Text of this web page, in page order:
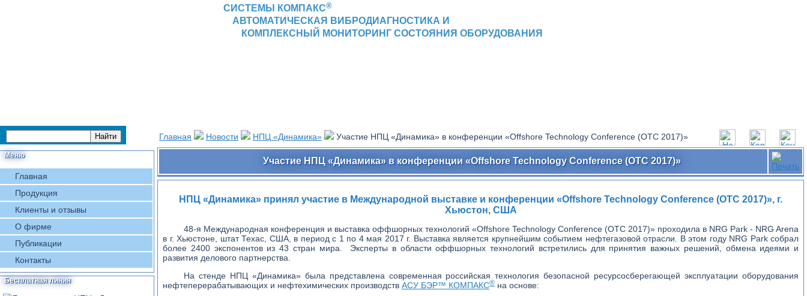
СИСТЕМЫ КОМПАКС®
АВТОМАТИЧЕСКАЯ ВИБРОДИАГНОСТИКА И
КОМПЛЕКСНЫЙ МОНИТОРИНГ СОСТОЯНИЯ ОБОРУДОВАНИЯ
Меню
Главная
Продукция
Клиенты и отзывы
О фирме
Публикации
Контакты
Бесплатная линия
Главная Новости НПЦ «Динамика» Участие НПЦ «Динамика» в конференции «Offshore Technology Conference (OTC 2017)»
Участие НПЦ «Динамика» в конференции «Offshore Technology Conference (OTC 2017)»
НПЦ «Динамика» принял участие в Международной выставке и конференции «Offshore Technology Conference (OTC 2017)», г.
Хьюстон, США
48-я Международная конференция и выставка оффшорных технологий «Offshore Technology Conference (OTC 2017)» проходила в NRG Park - NRG Arena
в г. Хьюстоне, штат Техас, США, в период с 1 по 4 мая 2017 г. Выставка является крупнейшим событием нефтегазовой отрасли. В этом году NRG Park собрал
более 2400 экспонентов из 43 стран мира. Эксперты в области оффшорных технологий встретились для принятия важных решений, обмена идеями и
развития делового партнерства.
На стенде НПЦ «Динамика» была представлена современная российская технология безопасной ресурсосберегающей эксплуатации оборудования
нефтеперерабатывающих и нефтехимических производств АСУ БЭР™ КОМПАКС® на основе: